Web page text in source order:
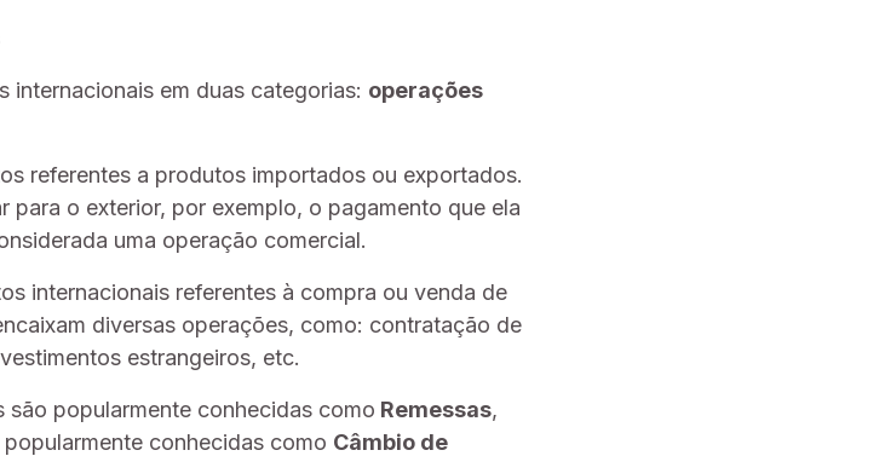
internacionais em duas categorias: operações
referentes a produtos importados ou exportados.
para o exterior, por exemplo, o pagamento que ela
uma operação comercial.
internacionais referentes à compra ou venda de
diversas operações, como: contratação de
estrangeiros, etc.
popularmente conhecidas como Remessas,
conhecidas como Câmbio de